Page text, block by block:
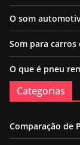
O som
Som para
O que é pneu
Categorias
Comparação de